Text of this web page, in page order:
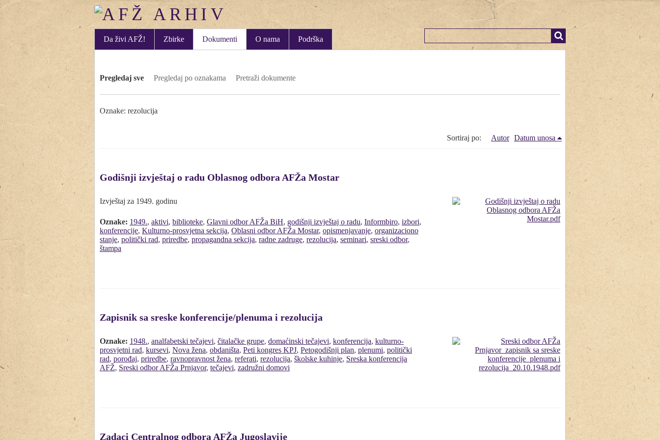
Da živi AFŽ! Zbirke Dokumenti O nama Podrška
Pregledaj sve Pregledaj po oznakama Pretraži dokumente
Oznake: rezolucija
Sortiraj po: Autor Datum unosa
Godišnji izvještaj o radu Oblasnog odbora AFŽa Mostar
Izvještaj za 1949. godinu
Oznake: 1949., aktivi, biblioteke, Glavni odbor AFŽa BiH, godišnji izvještaj o radu, Informbiro, izbori,
konferencije, Kulturno-prosvjetna sekcija, Oblasni odbor AFŽa Mostar, opismenjavanje, organizaciono
stanje, politički rad, priredbe, propagandna sekcija, radne zadruge, rezolucija, seminari, sreski odbor,
štampa
Zapisnik sa sreske konferencije/plenuma i rezolucija
Oznake: 1948., analfabetski tečajevi, čitalačke grupe, domaćinski tečajevi, konferencija, kulturno-
prosvjetni rad, kursevi, Nova žena, obdaništa, Peti kongres KPJ, Petogodišnji plan, plenumi, politički
rad, porođaj, priredbe, ravnopravnost žena, referati, rezolucija, školske kuhinje, Sreska konferencija
AFŽ, Sreski odbor AFŽa Prnjavor, tečajevi, zadružni domovi
Zadaci Centralnog odbora AFŽa Jugoslavije